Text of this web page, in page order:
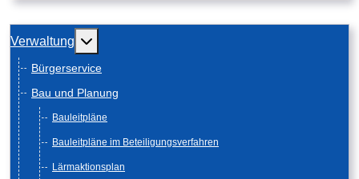
Verwaltung Weitere Informationen: Verwaltung
Bürgerservice
Bau und Planung
Bauleitpläne
Bauleitpläne im Beteiligungsverfahren
Lärmaktionsplan